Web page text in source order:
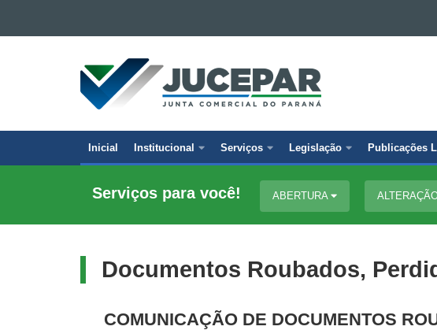
Ir para a busca
Mapa do site
JUNTA
COMERCIAL
DO
Navegação
principal
Inicial Institucional Serviços Legislação Publicações
Serviços para você! ABERTURA
Documentos Roubados,
COMUNICAÇÃO DE DOCUMENTOS